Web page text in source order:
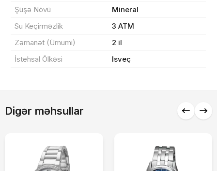
Şüşə Növü
Mineral
Su Keçirməzlik
3 ATM
Zəmanət (Ümumi)
2 il
İstehsal Ölkəsi
Isveç
Digər məhsullar
Sifarişi rəsmiləşdir
Alış-verişə davam et